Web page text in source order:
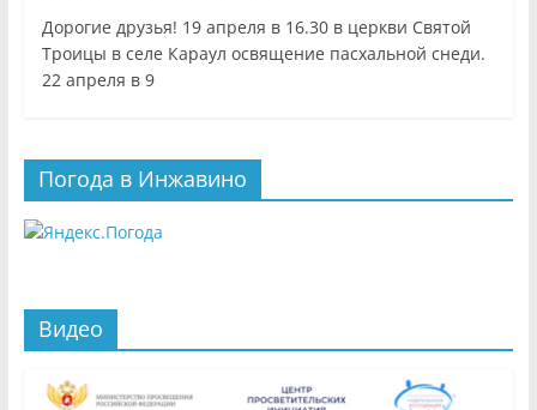
Дорогие друзья! 19 апреля в 16.30 в церкви Святой
Троицы в селе Караул освящение пасхальной снеди.
22 апреля в 9
Погода в Инжавино
Видео